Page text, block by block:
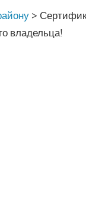
>
владельца!